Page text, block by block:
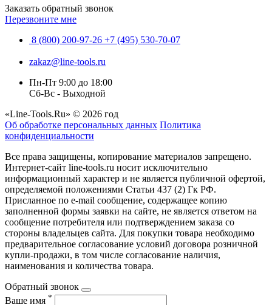
Заказать обратный звонок
Перезвоните мне
8 (800) 200-97-26 +7 (495) 530-70-07
zakaz@line-tools.ru
Пн-Пт 9:00 до 18:00
Сб-Вс - Выходной
«Line-Tools.Ru» © 2026 год
Об обработке персональных данных Политика
конфиденциальности
Все права защищены, копирование материалов запрещено.
Интернет-сайт line-tools.ru носит исключительно
информационный характер и не является публичной офертой,
определяемой положениями Статьи 437 (2) Гк РФ.
Присланное по e-mail сообщение, содержащее копию
заполненной формы заявки на сайте, не является ответом на
сообщение потребителя или подтверждением заказа со
стороны владельцев сайта. Для покупки товара необходимо
предварительное согласование условий договора розничной
купли-продажи, в том числе согласование наличия,
наименования и количества товара.
Обратный звонок
Ваше имя *